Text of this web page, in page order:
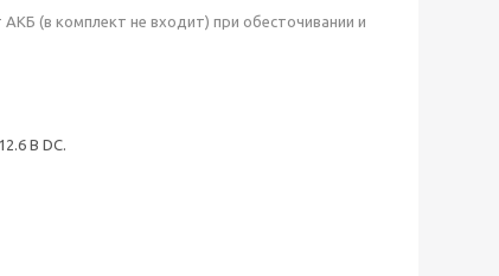
(в комплект не входит) при обесточивании и
В DC.